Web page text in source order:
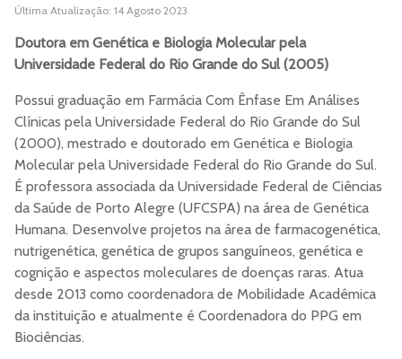
modular o nível de nucleotídeos no microambiente de
glioblastomas.
E-mail:Mwink@UFCSPA.edu.br
ORCID
Currículo Lattes
Site
Última Atualização: 14 Agosto 2023
Doutora em Genética e Biologia Molecularpela
Universidade Federal do Rio Grande do Sul (2005)
Possui graduação em Farmácia Com Ênfase Em Análises
Clínicas pela Universidade Federal do Rio Grande do Sul
(2000), mestrado e doutorado em Genética e Biologia
Molecular pela Universidade Federal do Rio Grande do Sul.
É professora associada da Universidade Federal de Ciências
da Saúde de Porto Alegre (UFCSPA) na área de Genética
Humana. Desenvolve projetos na área de farmacogenética,
nutrigenética, genética de grupos sanguíneos, genética e
cognição e aspectos moleculares de doenças raras. Atua
desde 2013 como coordenadora de Mobilidade Acadêmica
da instituição e atualmente é Coordenadora do PPG em
Biociências.